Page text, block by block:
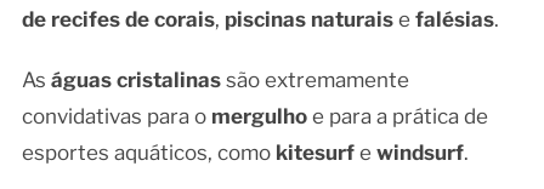
de recifes de corais, piscinas naturaise falésias.
As águas cristalinassão extremamente
convidativas para o mergulhoe para a prática de
esportes aquáticos, como kitesurfe windsurf.